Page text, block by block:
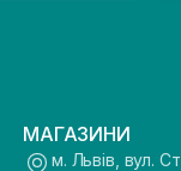
МАГАЗИНИ
м. Львів, вул.